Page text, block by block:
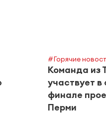
#Горячие
Команда из
участвует
финале
Перми